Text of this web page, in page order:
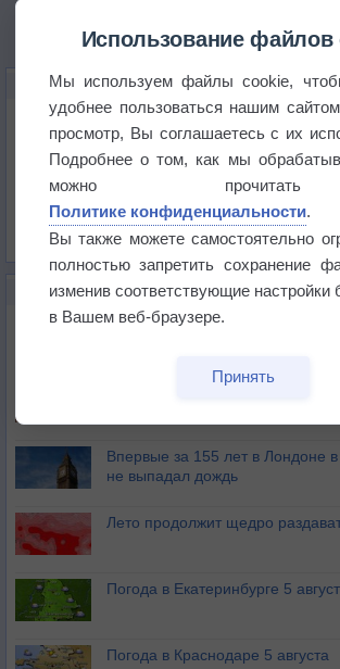
КАРТЫ ПОГОДЫ В ГАНДИИ
Температура
Давление
Осадки
Облачность
Список всех карт
НОВОЕ О ПОГОДЕ
Дневная температура воздуха
Европейские столицы бьют
Впервые за 155 лет в Лондоне
не выпадал дождь
Лето продолжит щедро
Погода в Екатеринбурге 5
Погода в Краснодаре 5 августа
Использование файлов
Мы используем файлы cookie,
удобнее пользоваться нашим
просмотр, Вы соглашаетесь с их
Подробнее о том, как мы
можно
Политике конфиденциальности.
Вы также можете самостоятельно
полностью запретить сохранение
изменив соответствующие настройки
в Вашем веб-браузере.
Принять